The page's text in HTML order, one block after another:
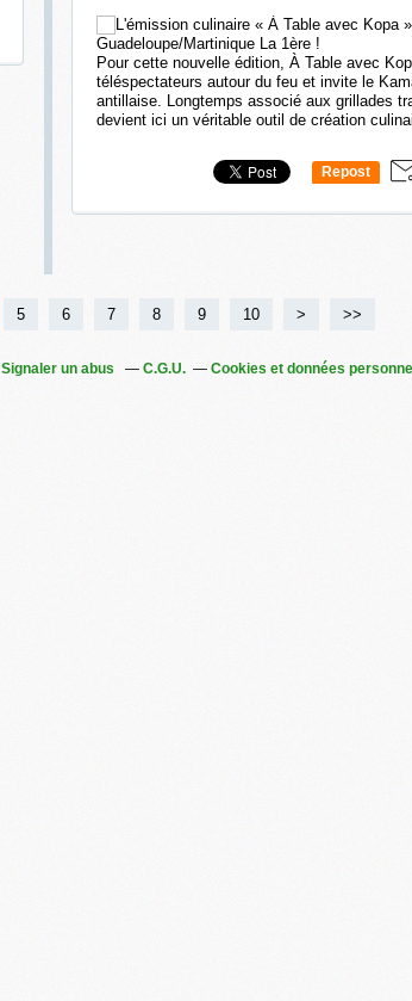
Pour cette nouvelle édition, À Table avec
téléspectateurs autour du feu et invite le
antillaise. Longtemps associé aux grillades
devient ici un véritable outil de création
Repost
5 6 7 8 9 10 20
30
40
50
60
70
80
90
100
200
300
400
> >>
Signaler un abus C.G.U. Cookies et données